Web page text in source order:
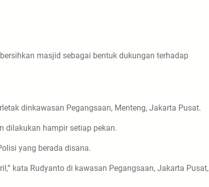
masjid sebagai bentuk dukungan terhadap
dinkawasan Pegangsaan, Menteng, Jakarta Pusat.
dilakukan hampir setiap pekan.
yang berada disana.
kata Rudyanto di kawasan Pegangsaan, Jakarta Pusat,